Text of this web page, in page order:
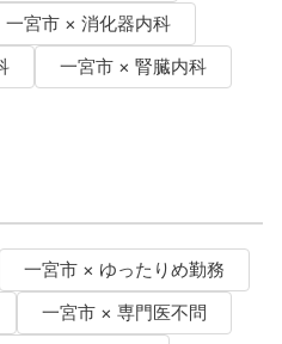
一宮市 × 消化器内科
一宮市 × 腎臓内科
一宮市 × ゆったりめ勤務
一宮市 × 専門医不問